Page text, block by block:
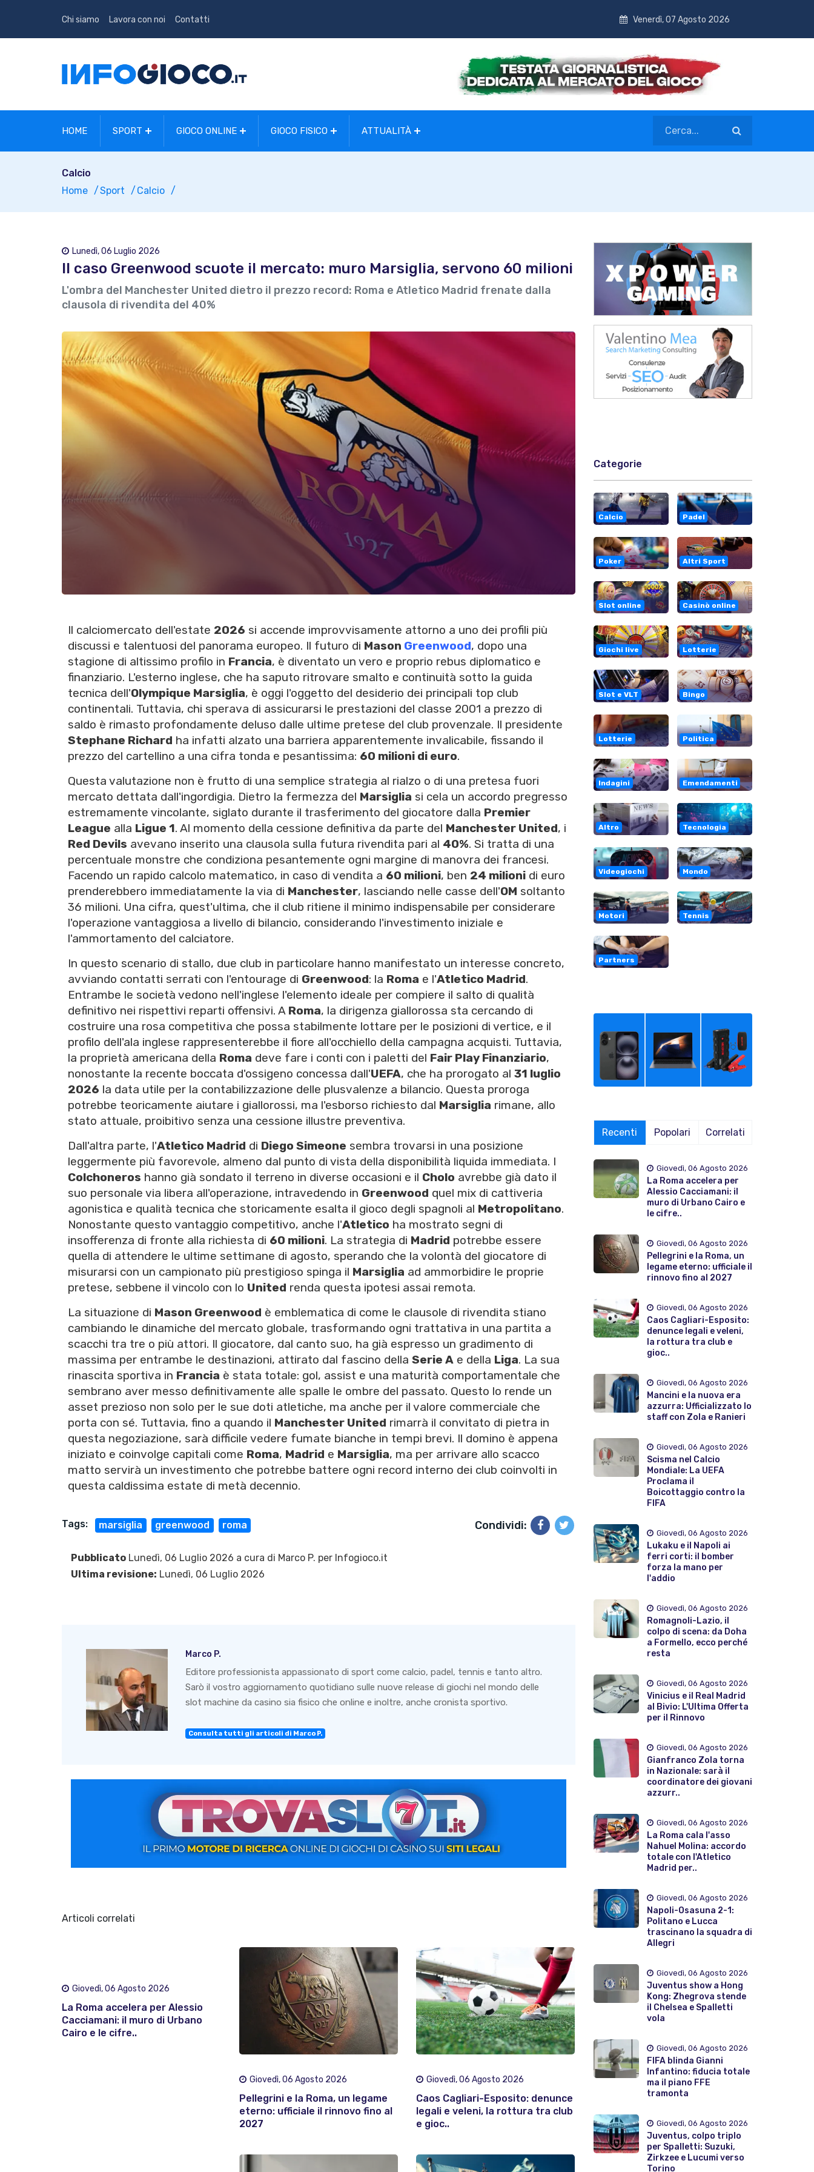
Chi siamo Lavora con noi Contatti Venerdì, 07 Agosto 2026
HOME SPORT GIOCO ONLINE GIOCO FISICO ATTUALITÀ
Calcio
Home
Sport Calcio
Lunedì, 06 Luglio 2026
Il caso Greenwood scuote il mercato: muro Marsiglia, servono 60 milioni
L'ombra del Manchester United dietro il prezzo record: Roma e Atletico Madrid frenate dalla
clausola di rivendita del 40%
Il calciomercato dell'estate 2026 si accende improvvisamente attorno a uno dei profili più
discussi e talentuosi del panorama europeo. Il futuro di Mason Greenwood, dopo una
stagione di altissimo profilo in Francia, è diventato un vero e proprio rebus diplomatico e
finanziario. L'esterno inglese, che ha saputo ritrovare smalto e continuità sotto la guida
tecnica dell'Olympique Marsiglia, è oggi l'oggetto del desiderio dei principali top club
continentali. Tuttavia, chi sperava di assicurarsi le prestazioni del classe 2001 a prezzo di
saldo è rimasto profondamente deluso dalle ultime pretese del club provenzale. Il presidente
Stephane Richard ha infatti alzato una barriera apparentemente invalicabile, fissando il
prezzo del cartellino a una cifra tonda e pesantissima: 60 milioni di euro.
Questa valutazione non è frutto di una semplice strategia al rialzo o di una pretesa fuori
mercato dettata dall'ingordigia. Dietro la fermezza del Marsiglia si cela un accordo pregresso
estremamente vincolante, siglato durante il trasferimento del giocatore dalla Premier
League alla Ligue 1. Al momento della cessione definitiva da parte del Manchester United, i
Red Devils avevano inserito una clausola sulla futura rivendita pari al 40%. Si tratta di una
percentuale monstre che condiziona pesantemente ogni margine di manovra dei francesi.
Facendo un rapido calcolo matematico, in caso di vendita a 60 milioni, ben 24 milioni di euro
prenderebbero immediatamente la via di Manchester, lasciando nelle casse dell'OM soltanto
36 milioni. Una cifra, quest'ultima, che il club ritiene il minimo indispensabile per considerare
l'operazione vantaggiosa a livello di bilancio, considerando l'investimento iniziale e
l'ammortamento del calciatore.
In questo scenario di stallo, due club in particolare hanno manifestato un interesse concreto,
avviando contatti serrati con l'entourage di Greenwood: la Roma e l'Atletico Madrid.
Entrambe le società vedono nell'inglese l'elemento ideale per compiere il salto di qualità
definitivo nei rispettivi reparti offensivi. A Roma, la dirigenza giallorossa sta cercando di
costruire una rosa competitiva che possa stabilmente lottare per le posizioni di vertice, e il
profilo dell'ala inglese rappresenterebbe il fiore all'occhiello della campagna acquisti. Tuttavia,
la proprietà americana della Roma deve fare i conti con i paletti del Fair Play Finanziario,
nonostante la recente boccata d'ossigeno concessa dall'UEFA, che ha prorogato al 31 luglio
2026 la data utile per la contabilizzazione delle plusvalenze a bilancio. Questa proroga
potrebbe teoricamente aiutare i giallorossi, ma l'esborso richiesto dal Marsiglia rimane, allo
stato attuale, proibitivo senza una cessione illustre preventiva.
Dall'altra parte, l'Atletico Madrid di Diego Simeone sembra trovarsi in una posizione
leggermente più favorevole, almeno dal punto di vista della disponibilità liquida immediata. I
Colchoneros hanno già sondato il terreno in diverse occasioni e il Cholo avrebbe già dato il
suo personale via libera all'operazione, intravedendo in Greenwood quel mix di cattiveria
agonistica e qualità tecnica che storicamente esalta il gioco degli spagnoli al Metropolitano.
Nonostante questo vantaggio competitivo, anche l'Atletico ha mostrato segni di
insofferenza di fronte alla richiesta di 60 milioni. La strategia di Madrid potrebbe essere
quella di attendere le ultime settimane di agosto, sperando che la volontà del giocatore di
misurarsi con un campionato più prestigioso spinga il Marsiglia ad ammorbidire le proprie
pretese, sebbene il vincolo con lo United renda questa ipotesi assai remota.
La situazione di Mason Greenwood è emblematica di come le clausole di rivendita stiano
cambiando le dinamiche del mercato globale, trasformando ogni trattativa in una partita a
scacchi tra tre o più attori. Il giocatore, dal canto suo, ha già espresso un gradimento di
massima per entrambe le destinazioni, attirato dal fascino della Serie A e della Liga. La sua
rinascita sportiva in Francia è stata totale: gol, assist e una maturità comportamentale che
sembrano aver messo definitivamente alle spalle le ombre del passato. Questo lo rende un
asset prezioso non solo per le sue doti atletiche, ma anche per il valore commerciale che
porta con sé. Tuttavia, fino a quando il Manchester United rimarrà il convitato di pietra in
questa negoziazione, sarà difficile vedere fumate bianche in tempi brevi. Il domino è appena
iniziato e coinvolge capitali come Roma, Madrid e Marsiglia, ma per arrivare allo scacco
matto servirà un investimento che potrebbe battere ogni record interno dei club coinvolti in
questa caldissima estate di metà decennio.
Tags: marsiglia greenwood roma Condividi:
Pubblicato Lunedì, 06 Luglio 2026 a cura di Marco P. per Infogioco.it
Ultima revisione: Lunedì, 06 Luglio 2026
Marco P.
Editore professionista appassionato di sport come calcio, padel, tennis e tanto altro.
Sarò il vostro aggiornamento quotidiano sulle nuove release di giochi nel mondo delle
slot machine da casino sia fisico che online e inoltre, anche cronista sportivo.
Consulta tutti gli articoli di Marco P.
Articoli correlati
Giovedì, 06 Agosto 2026
La Roma accelera per Alessio
Cacciamani: il muro di Urbano
Cairo e le cifre..
Giovedì, 06 Agosto 2026
Pellegrini e la Roma, un legame
eterno: ufficiale il rinnovo fino al
2027
Giovedì, 06 Agosto 2026
Caos Cagliari-Esposito: denunce
legali e veleni, la rottura tra club
e gioc..
Categorie
Calcio Padel
Poker Altri Sport
Slot online Casinò online
Giochi live Lotterie
Slot e VLT Bingo
Lotterie Politica
Indagini Emendamenti
Altro Tecnologia
Videogiochi Mondo
Motori Tennis
Partners
Recenti Popolari Correlati
Giovedì, 06 Agosto 2026
La Roma accelera per
Alessio Cacciamani: il
muro di Urbano Cairo e
le cifre..
Giovedì, 06 Agosto 2026
Pellegrini e la Roma, un
legame eterno: ufficiale il
rinnovo fino al 2027
Giovedì, 06 Agosto 2026
Caos Cagliari-Esposito:
denunce legali e veleni,
la rottura tra club e
gioc..
Giovedì, 06 Agosto 2026
Mancini e la nuova era
azzurra: Ufficializzato lo
staff con Zola e Ranieri
Giovedì, 06 Agosto 2026
Scisma nel Calcio
Mondiale: La UEFA
Proclama il
Boicottaggio contro la
FIFA
Giovedì, 06 Agosto 2026
Lukaku e il Napoli ai
ferri corti: il bomber
forza la mano per
l'addio
Giovedì, 06 Agosto 2026
Romagnoli-Lazio, il
colpo di scena: da Doha
a Formello, ecco perché
resta
Giovedì, 06 Agosto 2026
Vinicius e il Real Madrid
al Bivio: L'Ultima Offerta
per il Rinnovo
Giovedì, 06 Agosto 2026
Gianfranco Zola torna
in Nazionale: sarà il
coordinatore dei giovani
azzurr..
Giovedì, 06 Agosto 2026
La Roma cala l'asso
Nahuel Molina: accordo
totale con l'Atletico
Madrid per..
Giovedì, 06 Agosto 2026
Napoli-Osasuna 2-1:
Politano e Lucca
trascinano la squadra di
Allegri
Giovedì, 06 Agosto 2026
Juventus show a Hong
Kong: Zhegrova stende
il Chelsea e Spalletti
vola
Giovedì, 06 Agosto 2026
FIFA blinda Gianni
Infantino: fiducia totale
ma il piano FFE
tramonta
Giovedì, 06 Agosto 2026
Juventus, colpo triplo
per Spalletti: Suzuki,
Zirkzee e Lucumi verso
Torino